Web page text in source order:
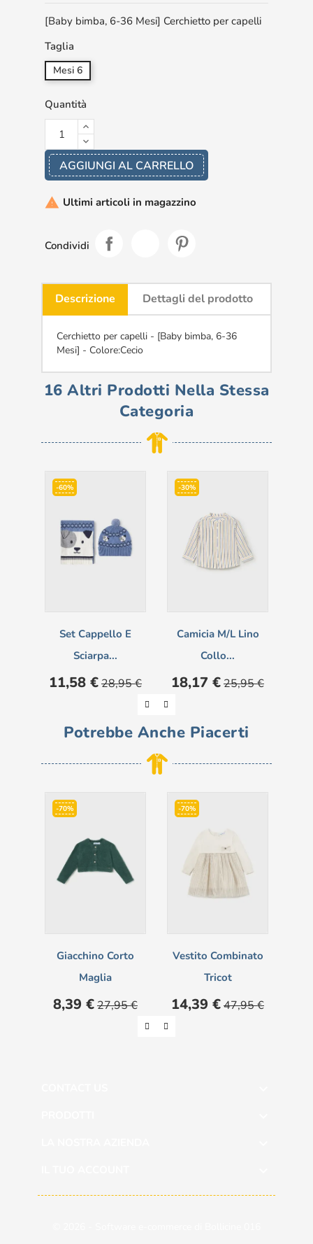
[Baby bimba, 6-36 Mesi] Cerchietto per capelli
Taglia
Mesi 6
Quantità
AGGIUNGI AL CARRELLO
 Ultimi articoli in magazzino
Condividi
Descrizione Dettagli del prodotto
Cerchietto per capelli - [Baby bimba, 6-36
Mesi] - Colore:Cecio
16 Altri Prodotti Nella Stessa
Categoria
-60%
Set Cappello E
Sciarpa...
Prezzo
11,58 € Prezzo
base
28,95 €
-30%
Camicia M/l Lino
Collo...
Prezzo
18,17 € Prezzo
base
25,95 €
Potrebbe Anche Piacerti
-70%
Giacchino Corto
Maglia
Prezzo
8,39 € Prezzo
base
27,95 €
-70%
Vestito Combinato
Tricot
Prezzo
14,39 € Prezzo
base
47,95 €